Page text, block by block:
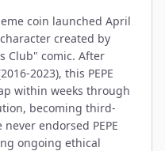
coin launched April
created by
Club" comic. After
2023), this PEPE
within weeks through
becoming third-
endorsed PEPE
ongoing ethical